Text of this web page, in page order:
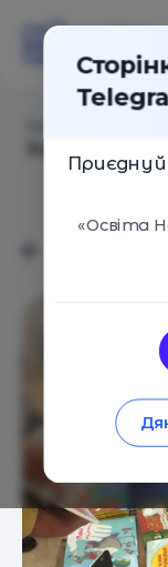
«Освіта